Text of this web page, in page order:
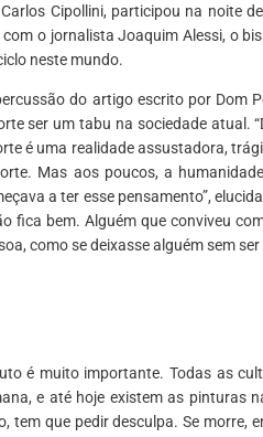
Cipollini, participou na noite
o jornalista Joaquim Alessi, o
neste mundo.
do artigo escrito por Dom
ser um tabu na sociedade atual.
é uma realidade assustadora,
Mas aos poucos, a
a ter esse pensamento”,
fica bem. Alguém que conviveu
como se deixasse alguém sem
é muito importante. Todas as
e até hoje existem as pinturas
tem que pedir desculpa. Se morre,